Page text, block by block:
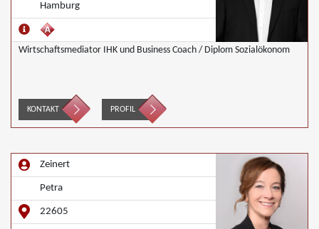
Hamburg
Wirtschaftsmediator IHK und Business Coach / Diplom Sozialökonom
KONTAKT PROFIL
Zeinert
Petra
22605